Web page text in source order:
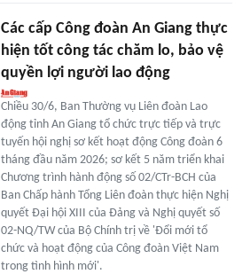
Các cấp Công đoàn An Giang thực
hiện tốt công tác chăm lo, bảo vệ
quyền lợi người lao động
Chiều 30/6, Ban Thường vụ Liên đoàn Lao
động tỉnh An Giang tổ chức trực tiếp và trực
tuyến hội nghị sơ kết hoạt động Công đoàn 6
tháng đầu năm 2026; sơ kết 5 năm triển khai
Chương trình hành động số 02/CTr-BCH của
Ban Chấp hành Tổng Liên đoàn thực hiện Nghị
quyết Đại hội XIII của Đảng và Nghị quyết số
02-NQ/TW của Bộ Chính trị về 'Đổi mới tổ
chức và hoạt động của Công đoàn Việt Nam
trong tình hình mới'.